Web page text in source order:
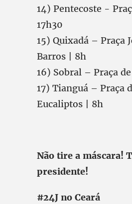
14) Pentecoste -
17h30
15) Quixadá – Praça
Barros | 8h
16) Sobral – Praça
17) Tianguá – Praça
Eucaliptos | 8h
Não tire a máscara!
presidente!
#24J no Ceará